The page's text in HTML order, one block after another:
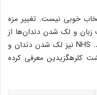
خوبی نیست. تغییر مزه
و لک شدن دندان‌ها از
عوارض شناخته‌شده کلرهگزیدین هستند. NHS نیز لک شدن دندان و
کلرهگزیدین معرفی کرده